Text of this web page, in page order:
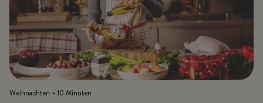
Weihnachten • 10 Minuten